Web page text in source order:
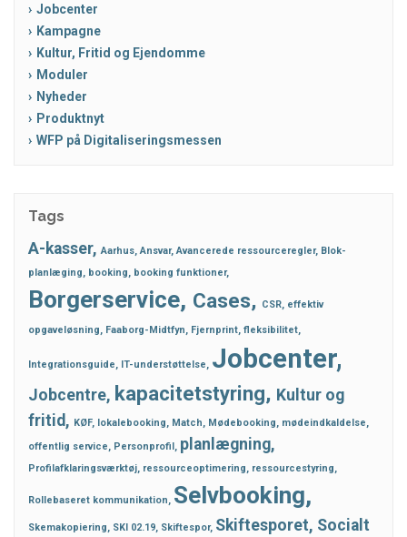
Jobcenter
Kampagne
Kultur, Fritid og Ejendomme
Moduler
Nyheder
Produktnyt
WFP på Digitaliseringsmessen
Tags
A-kasser Aarhus Ansvar Avancerede ressourceregler Blok-
planlæging
booking booking funktioner
Borgerservice Cases CSR effektiv
opgaveløsning Faaborg-Midtfyn Fjernprint fleksibilitet
Integrationsguide IT-understøttelse Jobcenter
Jobcentre kapacitetstyring
Kultur og
fritid
KØF lokalebooking Match Mødebooking
mødeindkaldelse
offentlig service
Personprofil planlægning
Profilafklaringsværktøj ressourceoptimering ressourcestyring
Rollebaseret kommunikation Selvbooking
Skemakopiering SKI 02.19 Skiftespor Skiftesporet Socialt